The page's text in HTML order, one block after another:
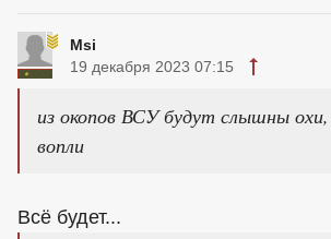
Msi
19 декабря 2023 07:15
из окопов ВСУ будут слышны охи,
вопли
Всё будет...